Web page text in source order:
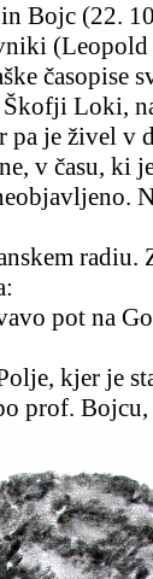
Bojc (22.
časopise
Loki,
je živel v
v času, ki
radiu.
pot na
kjer je
prof.